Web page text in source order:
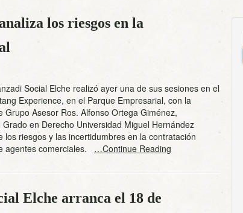
los riesgos en la
Social Elche realizó ayer una de sus sesiones en el
Experience, en el Parque Empresarial, con la
Grupo Asesor Ros. Alfonso Ortega Giménez,
Grado en Derecho Universidad Miguel Hernández
los riesgos y las incertidumbres en la contratación
agentes comerciales. …Continue Reading
Elche arranca el 18 de